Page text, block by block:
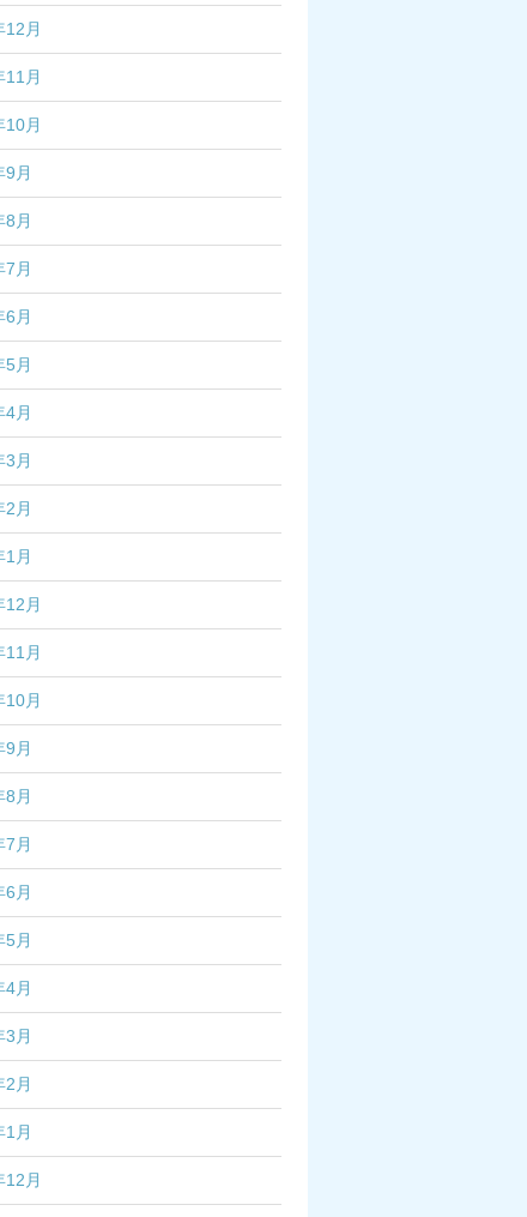
12月
11月
10月
9月
8月
7月
6月
5月
4月
3月
2月
1月
12月
11月
10月
9月
8月
7月
6月
5月
4月
3月
2月
1月
12月